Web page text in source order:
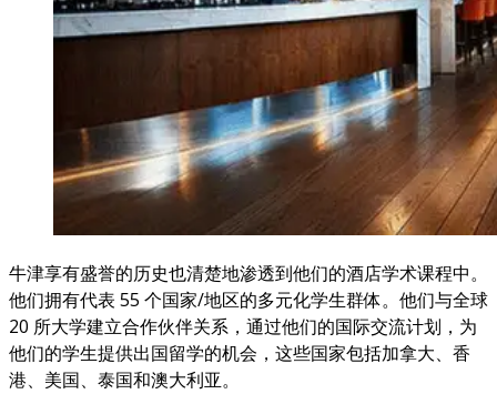
牛津享有盛誉的历史也清楚地渗透到他们的酒店学术课程中。
他们拥有代表 55 个国家/地区的多元化学生群体。他们与全球
20 所大学建立合作伙伴关系，通过他们的国际交流计划，为
他们的学生提供出国留学的机会，这些国家包括加拿大、香
港、美国、泰国和澳大利亚。